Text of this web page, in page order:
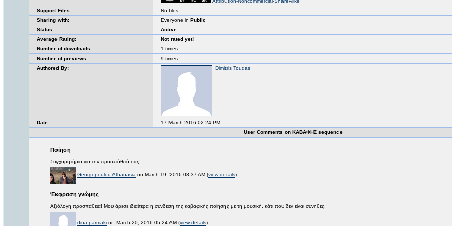
Support Files:
No files
Sharing with:
Everyone in Public
Status:
Active
Average Rating:
Not rated yet!
Number of downloads:
1 times
Number of previews:
9 times
Authored By:
Dimitris Toudas
Date:
17 March 2016 02:24 PM
User Comments on ΚΑΒΑΦΗΣ sequence
Ποίηση
Συγχαρητήρια για την προσπάθειά σας!
Georgopoulou Athanasia on March 19, 2016 08:37 AM (view details)
Έκφραση γνώμης
Αξιόλογη προσπάθεια! Μου άρεσε ιδιαίτερα η σύνδεση της καβαφικής ποίησης με τη μουσική, κάτι που δεν είναι σύνηθες.
dina parmaki on March 20, 2016 05:24 AM (view details)